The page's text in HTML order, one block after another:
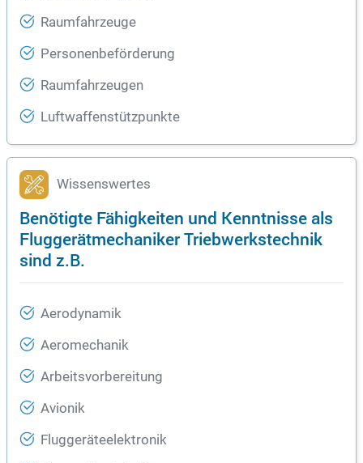
Raumfahrzeuge
Personenbeförderung
Raumfahrzeugen
Luftwaffenstützpunkte
Wissenswertes
Benötigte Fähigkeiten und Kenntnisse als
Fluggerätmechaniker Triebwerkstechnik
sind z.B.
Aerodynamik
Aeromechanik
Arbeitsvorbereitung
Avionik
Fluggeräteelektronik